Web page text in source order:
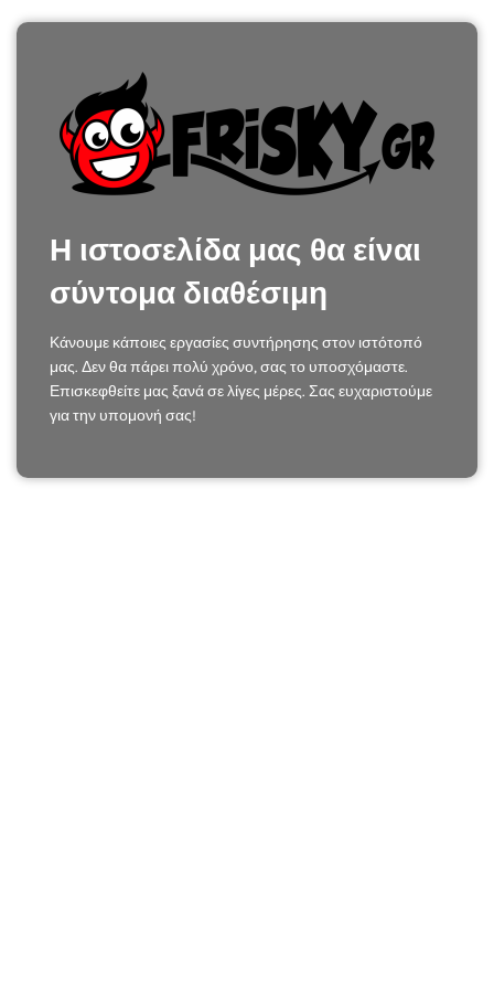
Η ιστοσελίδα μας θα είναι
σύντομα διαθέσιμη
Κάνουμε κάποιες εργασίες συντήρησης στον ιστότοπό
μας. Δεν θα πάρει πολύ χρόνο, σας το υποσχόμαστε.
Επισκεφθείτε μας ξανά σε λίγες μέρες. Σας ευχαριστούμε
για την υπομονή σας!